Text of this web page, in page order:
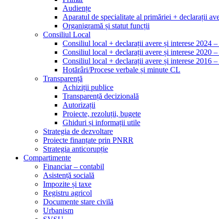
Audiențe
Aparatul de specialitate al primăriei + declarații
Organigramă și statut funcții
Consiliul Local
Consiliul local + declarații avere și interese 2024
Consiliul local + declarații avere și interese 2020
Consiliul local + declarații avere și interese 2016
Hotărâri/Procese verbale și minute CL
Transparență
Achiziții publice
Transparență decizională
Autorizații
Proiecte, rezoluții, bugete
Ghiduri și informații utile
Strategia de dezvoltare
Proiecte finanțate prin PNRR
Strategia anticorupție
Compartimente
Financiar – contabil
Asistență socială
Impozite și taxe
Registru agricol
Documente stare civilă
Urbanism